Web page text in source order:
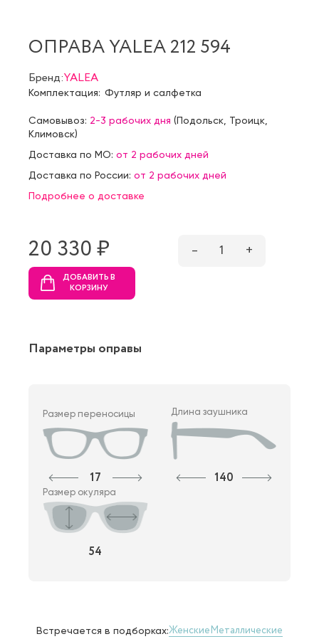
ОПРАВА YALEA 212 594
Бренд:YALEA
Комплектация: Футляр и салфетка
Самовывоз: 2-3 рабочих дня (Подольск Троицк
Климовск)
Доставка по МО: от 2 рабочих дней
Доставка по России: от 2 рабочих дней
Подробнее о доставке
20 330 ₷ – 1 +
ДОБАВИТЬ В
КОРЗИНУ
Параметры оправы
Размер переносицы
17
Длина заушника
140
Размер окуляра
54
Встречается в подборках:ЖенскиеМеталлические